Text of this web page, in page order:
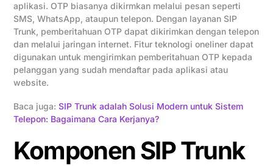
aplikasi. OTP biasanya dikirmkan melalui pesan seperti
SMS, WhatsApp, ataupun telepon. Dengan layanan SIP
Trunk, pemberitahuan OTP dapat dikirimkan dengan telepon
dan melalui jaringan internet. Fitur teknologi oneliner dapat
digunakan untuk mengirimkan pemberitahuan OTP kepada
pelanggan yang sudah mendaftar pada aplikasi atau
website.
Baca juga:SIP Trunk adalah Solusi Modern untuk Sistem
Telepon: Bagaimana Cara Kerjanya?
Komponen SIP Trunk